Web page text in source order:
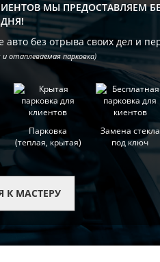
МЫ ПРЕДОСТАВЛЯЕМ
авто без отрыва своих дел и
отаплеваемая парковка)
Парковка
(теплая, крытая)
Замена стекла
под ключ
К МАСТЕРУ